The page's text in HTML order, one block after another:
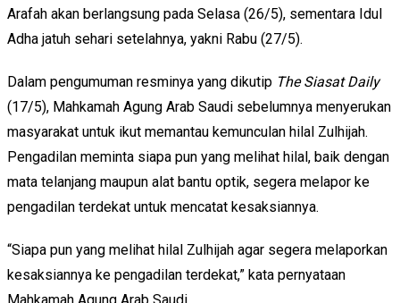
Arafah akan berlangsung pada Selasa (26/5), sementara Idul
Adha jatuh sehari setelahnya, yakni Rabu (27/5).
Dalam pengumuman resminya yang dikutip The Siasat Daily
(17/5), Mahkamah Agung Arab Saudi sebelumnya menyerukan
masyarakat untuk ikut memantau kemunculan hilal Zulhijah.
Pengadilan meminta siapa pun yang melihat hilal, baik dengan
mata telanjang maupun alat bantu optik, segera melapor ke
pengadilan terdekat untuk mencatat kesaksiannya.
“Siapa pun yang melihat hilal Zulhijah agar segera melaporkan
kesaksiannya ke pengadilan terdekat,” kata pernyataan
Mahkamah Agung Arab Saudi.